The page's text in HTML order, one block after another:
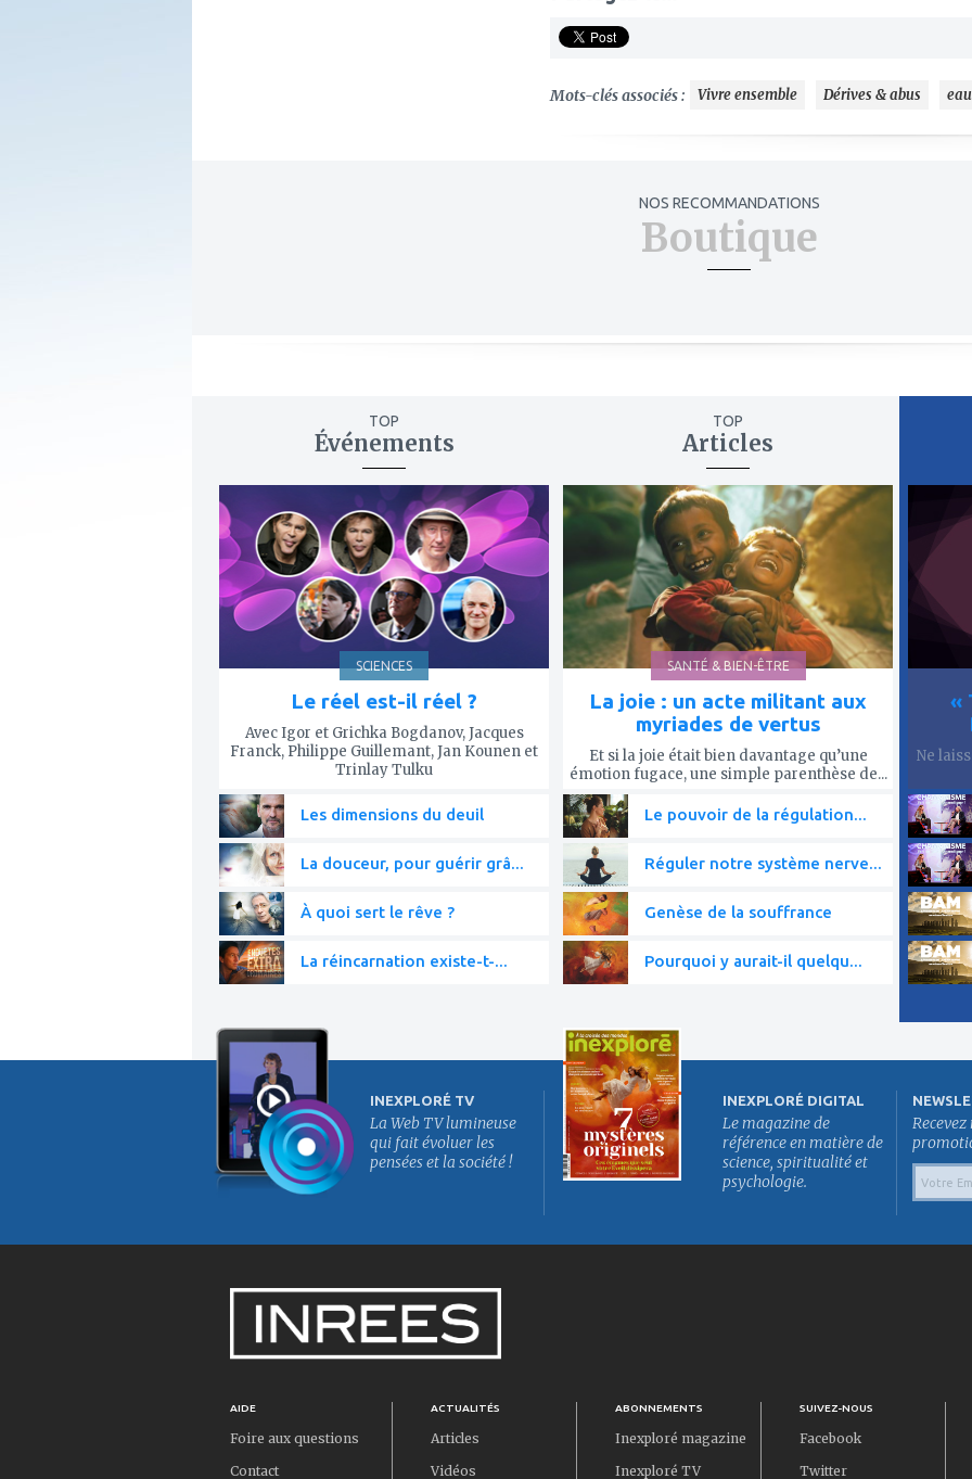
Mots-clés associés : Vivre ensemble Dérives & abus eau
NOS RECOMMANDATIONS
Boutique
TOP
Événements
mes
favoris
SCIENCES
Le réel est-il réel ?
Avec Igor et Grichka Bogdanov, Jacques
Franck, Philippe Guillemant, Jan Kounen et
Trinlay Tulku
Les dimensions du deuil
La douceur, pour guérir grâ...
À quoi sert le rêve ?
La réincarnation existe-t-...
TOP
Articles
mes
favoris
SANTÉ & BIEN-ÊTRE
La joie : un acte militant aux
myriades de vertus
Et si la joie était bien davantage qu’une
émotion fugace, une simple parenthèse de...
Le pouvoir de la régulation...
Réguler notre système nerve...
Genèse de la souffrance
Pourquoi y aurait-il quelqu...
mes
«
Ne
INEXPLORÉ TV
La Web TV lumineuse
qui fait évoluer les
pensées et la société !
INEXPLORÉ DIGITAL
Le magazine de
référence en matière de
science, spiritualité et
psychologie.
AIDE
Foire aux questions
Contact
ACTUALITÉS
Articles
Vidéos
ABONNEMENTS
Inexploré magazine
Inexploré TV
SUIVEZ-NOUS
Facebook
Twitter